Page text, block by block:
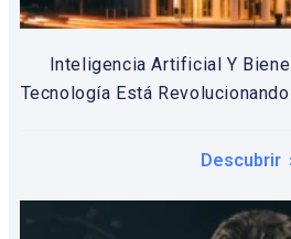
Inteligencia Artificial Y
Tecnología Está
Descubrir